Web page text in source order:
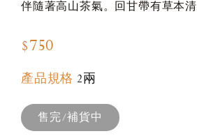
伴隨著高山茶氣。回甘帶有草本清
$750
產品規格 2兩
售完/補貨中